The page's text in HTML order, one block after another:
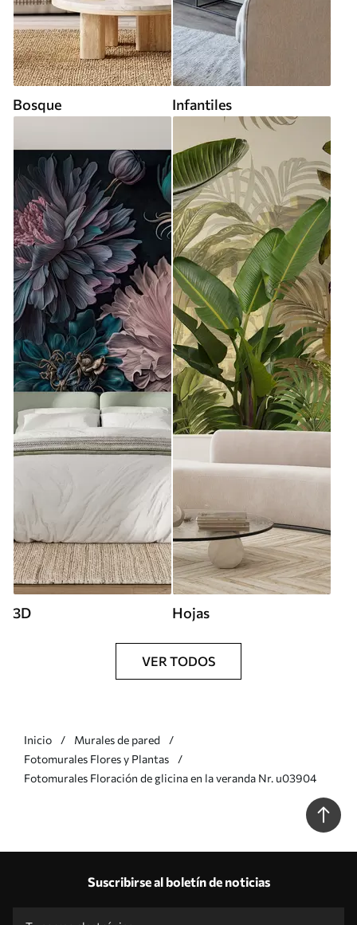
Bosque Infantiles
3D Hojas
VER TODOS
Inicio
Murales de pared
Fotomurales Flores y Plantas
Fotomurales Floración de glicina en la veranda Nr. u03904
Suscribirse al boletín de noticias